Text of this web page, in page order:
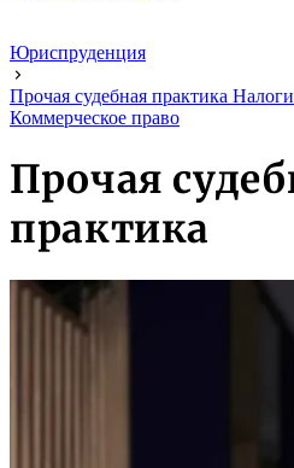
Юриспруденция
Прочая судебная практика Налоги
Коммерческое право
Прочая
практика